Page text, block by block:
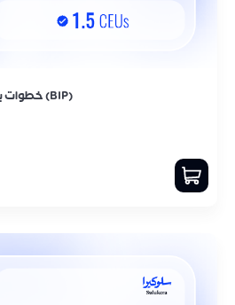
خطوات بناء خطة التدخل السلوكي (BIP)